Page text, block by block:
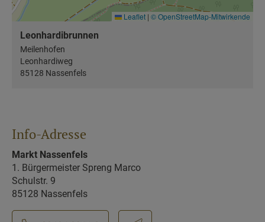
Leaflet | © OpenStreetMap-Mitwirkende
Leonhardibrunnen
Meilenhofen
Leonhardiweg
85128 Nassenfels
Info-Adresse
Markt Nassenfels
1. Bürgermeister Spreng Marco
Schulstr. 9
85128 Nassenfels